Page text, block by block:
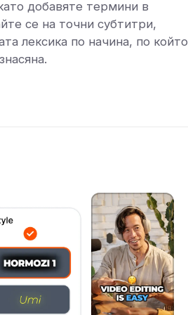
добавяте термини в
се на точни субтитри,
лексика по начина, по който